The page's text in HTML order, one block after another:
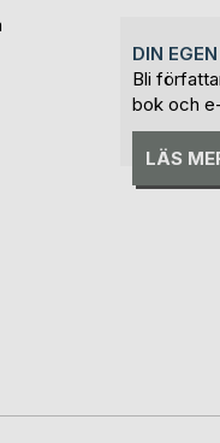
DIN
Bli
bok och
LÄS